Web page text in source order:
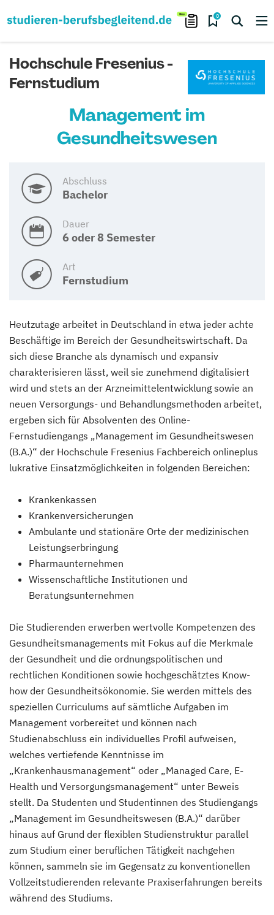
0
Hochschule Fresenius -
Fernstudium
Management im
Gesundheitswesen
Abschluss
Bachelor
Dauer
6 oder 8 Semester
Art
Fernstudium
Heutzutage arbeitet in Deutschland in etwa jeder achte
Beschäftige im Bereich der Gesundheitswirtschaft. Da
sich diese Branche als dynamisch und expansiv
charakterisieren lässt, weil sie zunehmend digitalisiert
wird und stets an der Arzneimittelentwicklung sowie an
neuen Versorgungs- und Behandlungsmethoden arbeitet,
ergeben sich für Absolventen des Online-
Fernstudiengangs „Management im Gesundheitswesen
(B.A.)“ der Hochschule Fresenius Fachbereich onlineplus
lukrative Einsatzmöglichkeiten in folgenden Bereichen:
Krankenkassen
Krankenversicherungen
Ambulante und stationäre Orte der medizinischen
Leistungserbringung
Pharmaunternehmen
Wissenschaftliche Institutionen und
Beratungsunternehmen
Die Studierenden erwerben wertvolle Kompetenzen des
Gesundheitsmanagements mit Fokus auf die Merkmale
der Gesundheit und die ordnungspolitischen und
rechtlichen Konditionen sowie hochgeschätztes Know-
how der Gesundheitsökonomie. Sie werden mittels des
speziellen Curriculums auf sämtliche Aufgaben im
Management vorbereitet und können nach
Studienabschluss ein individuelles Profil aufweisen,
welches vertiefende Kenntnisse im
„Krankenhausmanagement“ oder „Managed Care, E-
Health und Versorgungsmanagement“ unter Beweis
stellt. Da Studenten und Studentinnen des Studiengangs
„Management im Gesundheitswesen (B.A.)“ darüber
hinaus auf Grund der flexiblen Studienstruktur parallel
zum Studium einer beruflichen Tätigkeit nachgehen
können, sammeln sie im Gegensatz zu konventionellen
Vollzeitstudierenden relevante Praxiserfahrungen bereits
während des Studiums.